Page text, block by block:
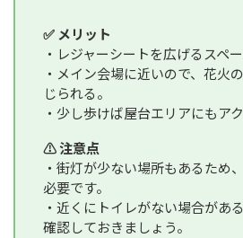
✅ メリット
・レジャーシートを広げるスペ
・メイン会場に近いので、花火
じられる。
・少し歩けば屋台エリアにもア
⚠️ 注意点
・街灯が少ない場所もあるため
必要です。
・近くにトイレがない場合があ
確認しておきましょう。